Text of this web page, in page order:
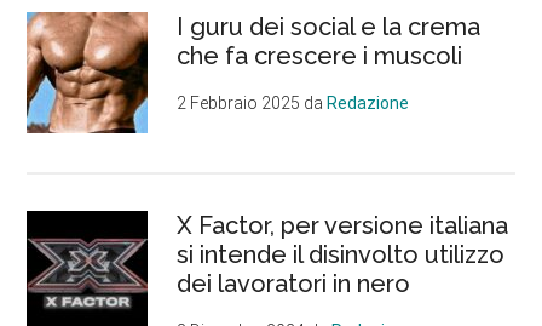
I guru dei social e la crema
che fa crescere i muscoli
2 Febbraio 2025 daRedazione
X Factor, per versione italiana
si intende il disinvolto utilizzo
dei lavoratori in nero